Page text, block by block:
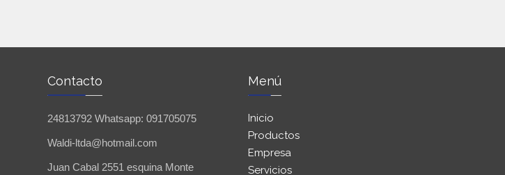
Contacto
24813792 Whatsapp: 091705075
Waldi-ltda@hotmail.com
Juan Cabal 2551 esquina Monte
Menú
Inicio
Productos
Empresa
Servicios